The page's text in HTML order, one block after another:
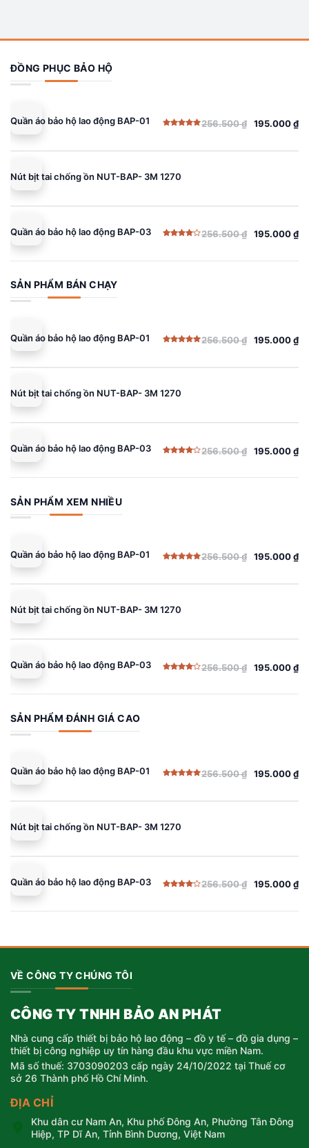
ĐỒNG PHỤC BẢO HỘ
Quần áo bảo hộ lao động BAP-01
5 sao
256.500₫
Giá
là:
195.000₫
Giá
tại
195.000 ₫.
Nút bịt tai chống ồn NUT-BAP- 3M 1270
Quần áo bảo hộ lao động BAP-03
hạng
256.500₫
Giá
gốc
là:
256.500 ₫.
195.000₫
Giá
hiện
tại
là:
195.000 ₫.
SẢN PHẨM BÁN CHẠY
Quần áo bảo hộ lao động BAP-01
5 sao
256.500₫
Giá
gốc
là:
195.000₫
Giá
hiện
tại
195.000 ₫.
Nút bịt tai chống ồn NUT-BAP- 3M 1270
Quần áo bảo hộ lao động BAP-03
hạng
256.500₫
Giá
là:
256.500 ₫.
195.000₫
Giá
tại
là:
195.000 ₫.
SẢN PHẨM XEM NHIỀU
Quần áo bảo hộ lao động BAP-01
5 sao
256.500₫
Giá
là:
195.000₫
Giá
tại
195.000 ₫.
Nút bịt tai chống ồn NUT-BAP- 3M 1270
Quần áo bảo hộ lao động BAP-03
hạng
256.500₫
Giá
gốc
là:
256.500 ₫.
195.000₫
Giá
hiện
tại
là:
195.000 ₫.
SẢN PHẨM ĐÁNH GIÁ CAO
Quần áo bảo hộ lao động BAP-01
5 sao
256.500₫
Giá
gốc
là:
195.000₫
Giá
hiện
tại
195.000 ₫.
Nút bịt tai chống ồn NUT-BAP- 3M 1270
Quần áo bảo hộ lao động BAP-03
hạng
256.500₫
Giá
là:
195.000₫
Giá
tại
VỀ CÔNG TY CHÚNG TÔI
CÔNG TY TNHH BẢO AN PHÁT
Nhà cung cấp thiết bị bảo hộ lao động – đồ y tế – đồ gia dụng –
thiết bị công nghiệp uy tín hàng đầu khu vực miền Nam.
Mã số thuế: 3703090203 cấp ngày 24/10/2022 tại Thuế cơ
sở 26 Thành phố Hồ Chí Minh.
ĐỊA CHỈ
Khu dân cư Nam An, Khu phố Đông An, Phường Tân Đông
Hiệp, TP Dĩ An, Tỉnh Bình Dương, Việt Nam